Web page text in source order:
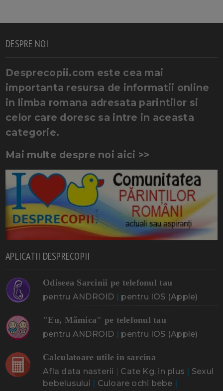
DESPRE NOI
Desprecopii.com este cea mai
importanta resursa de informatii online
in limba romana adresata parintilor si
celor care doresc sa intre in aceasta
categorie.
Mai multe despre noi aici >>
APLICATII DESPRECOPII
Odiseea Sarcinii pe telefonul tau
pentru ANDROID | pentru IOS (Apple)
"Eu, Mămica" pe telefonul tau
pentru ANDROID | pentru IOS (Apple)
Calculatoare utile in sarcina
Afla data nasterii | Cate Kg. in plus | Sexul
bebelusului | Culoare ochi bebe |